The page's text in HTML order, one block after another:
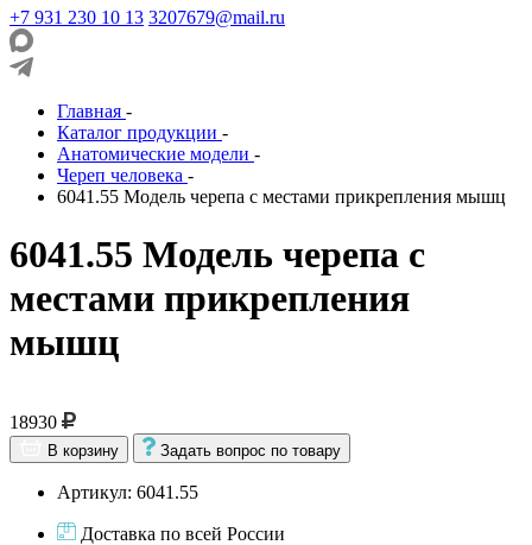
+7 931 230 10 13 3207679@mail.ru
Главная -
Каталог продукции -
Анатомические модели -
Череп человека -
6041.55 Модель черепа с местами прикрепления мышц
6041.55 Модель черепа с
местами прикрепления
мышц
18930
В корзину Задать вопрос по товару
Артикул: 6041.55
Доставка по всей России